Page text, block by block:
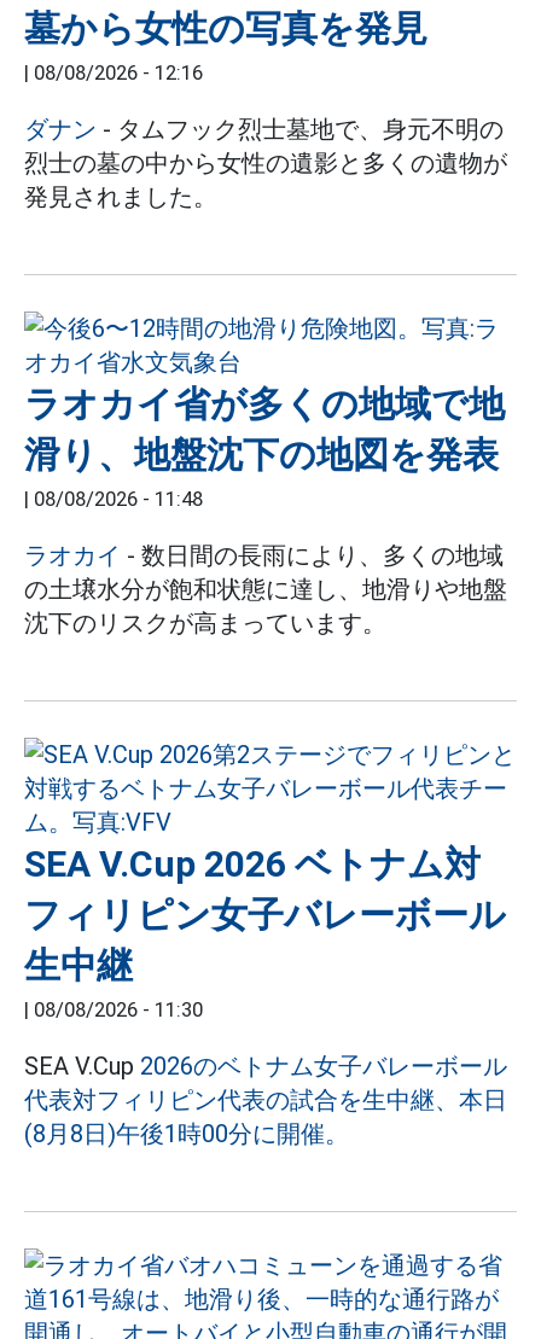
墓から女性の写真を発見
| 08/08/2026 - 12:16
ダナン - タムフック烈士墓地で、身元不明の
烈士の墓の中から女性の遺影と多くの遺物が
発見されました。
ラオカイ省が多くの地域で地
滑り、地盤沈下の地図を発表
| 08/08/2026 - 11:48
ラオカイ - 数日間の長雨により、多くの地域
の土壌水分が飽和状態に達し、地滑りや地盤
沈下のリスクが高まっています。
SEA V.Cup 2026 ベトナム対
フィリピン女子バレーボール
生中継
| 08/08/2026 - 11:30
SEA V.Cup 2026のベトナム女子バレーボール
代表対フィリピン代表の試合を生中継、本日
(8月8日)午後1時00分に開催。